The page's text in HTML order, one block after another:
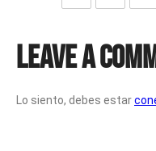
Leave a
Lo siento, debes estar